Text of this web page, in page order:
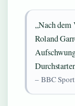
„Nach
Roland
– BBC